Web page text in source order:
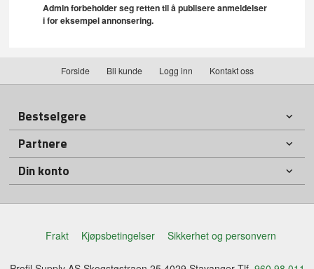
Admin forbeholder seg retten til å publisere anmeldelser
i for eksempel annonsering.
Forside Bli kunde Logg inn Kontakt oss
Bestselgere
Partnere
Din konto
Frakt Kjøpsbetingelser Sikkerhet og personvern